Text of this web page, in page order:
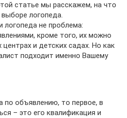
статье мы расскажем, на что
логопеда.
логопеда не проблема:
кроме того, их можно
и детских садах. Но как
подходит именно Вашему
по объявлению, то первое, в
– это его квалификация и